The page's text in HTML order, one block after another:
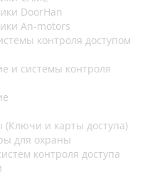
DoorHan
An-motors
контроля доступом
и системы контроля
(Ключи и карты доступа)
для охраны
контроля доступа